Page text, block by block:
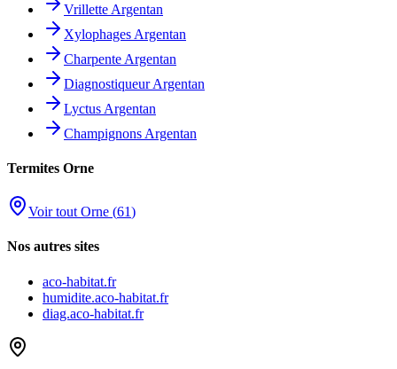
Vrillette Argentan
Xylophages Argentan
Charpente Argentan
Diagnostiqueur Argentan
Lyctus Argentan
Champignons Argentan
Termites Orne
Voir tout Orne (61)
Nos autres sites
aco-habitat.fr
humidite.aco-habitat.fr
diag.aco-habitat.fr